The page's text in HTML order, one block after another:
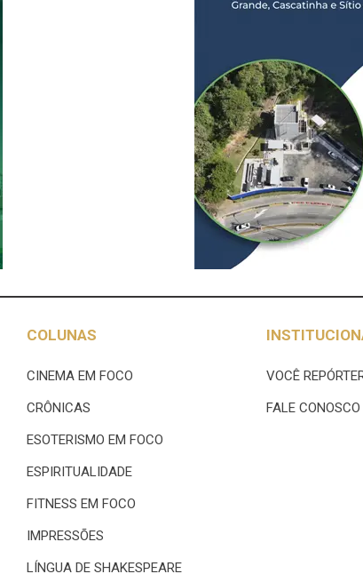
COLUNAS
CINEMA EM FOCO
CRÔNICAS
ESOTERISMO EM FOCO
ESPIRITUALIDADE
FITNESS EM FOCO
IMPRESSÕES
LÍNGUA DE SHAKESPEARE
VOCÊ
FALE CONOSCO